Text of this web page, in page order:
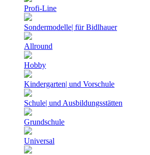
Profi-Line
Sondermodelle| für Bidlhauer
Allround
Hobby
Kindergarten| und Vorschule
Schule| und Ausbildungsstätten
Grundschule
Universal